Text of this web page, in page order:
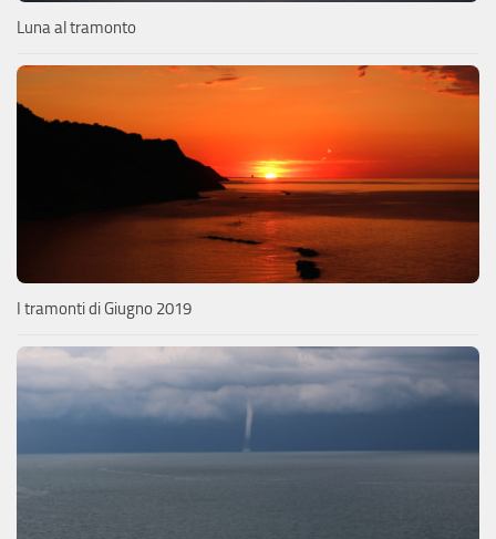
Luna al tramonto
I tramonti di Giugno 2019